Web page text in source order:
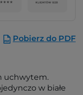
Pobierz do PDF
uchwytem.
w białe